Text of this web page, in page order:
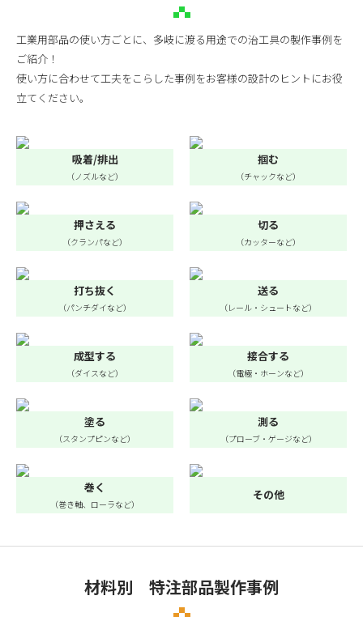
工業用部品の使い方ごとに、多岐に渡る用途での治工具の製作事例を
ご紹介！
使い方に合わせて工夫をこらした事例をお客様の設計のヒントにお役
立てください。
吸着/排出
（ノズルなど）
掴む
（チャックなど）
押さえる
（クランパなど）
切る
（カッターなど）
打ち抜く
（パンチダイなど）
送る
（レール・シュートなど）
成型する
（ダイスなど）
接合する
（電極・ホーンなど）
塗る
（スタンプピンなど）
測る
（プローブ・ゲージなど）
巻く
（巻き軸、ローラなど）
その他
材料別 特注部品製作事例